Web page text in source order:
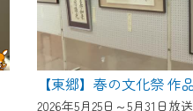
2026年5月25日～5月31日放送